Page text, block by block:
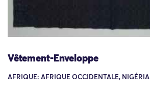
Vêtement-Enveloppe
AFRIQUE: AFRIQUE OCCIDENTALE, NIGÉRIA